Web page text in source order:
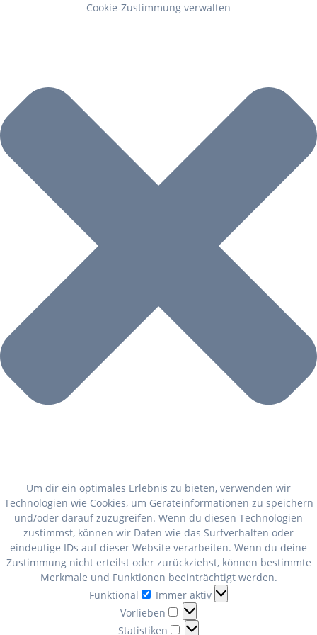
Cookie-Zustimmung verwalten
Um dir ein optimales Erlebnis zu bieten, verwenden wir
Technologien wie Cookies, um Geräteinformationen zu speichern
und/oder darauf zuzugreifen. Wenn du diesen Technologien
zustimmst, können wir Daten wie das Surfverhalten oder
eindeutige IDs auf dieser Website verarbeiten. Wenn du deine
Zustimmung nicht erteilst oder zurückziehst, können bestimmte
Merkmale und Funktionen beeinträchtigt werden.
Funktional
Funktional
Immer aktiv
Vorlieben
Vorlieben
Statistiken Statistiken